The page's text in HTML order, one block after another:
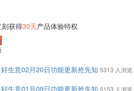
获得30天产品体验特权
生意02月20日功能更新抢先知 5313 人浏览
生意01月09日功能更新抢先知 5153 人浏览